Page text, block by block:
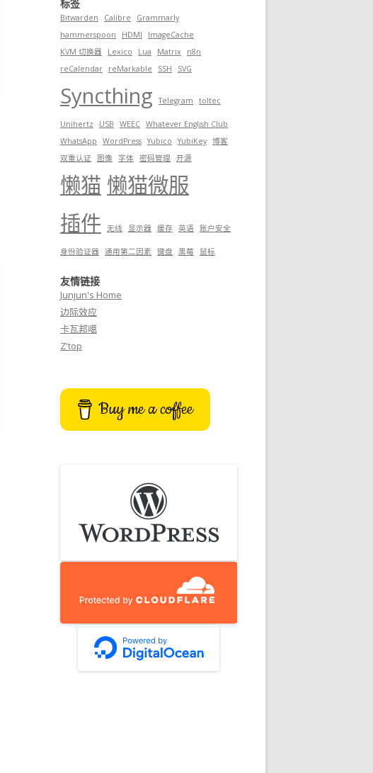
标签
Bitwarden Calibre
Grammarly
hammerspoon
HDMI
ImageCache
KVM 切换器
Lexico Lua Matrix
n8n
reCalendar
reMarkable SSH SVG
Syncthing Telegram toltec
Unihertz USB WEEC Whatever English Club
WhatsApp
WordPress Yubico YubiKey 博客
双重认证
图像 字体 密码管理 开源
懒猫 懒猫微服
插件
无线 显示器 缓存 英语 账户安全
身份验证器 通用第二因素 键盘 黑莓 鼠标
友情链接
Junjun's Home
边际效应
卡瓦邦噶
Z'top
Buy me a coffee